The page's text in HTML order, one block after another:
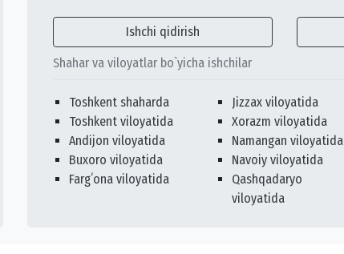
Ishchi qidirish
Shahar va viloyatlar bo`yicha ishchilar
Toshkent shaharda
Toshkent viloyatida
Andijon viloyatida
Buxoro viloyatida
Fargʻona viloyatida
Jizzax viloyatida
Xorazm viloyatida
Namangan viloyatida
Navoiy viloyatida
Qashqadaryo
viloyatida